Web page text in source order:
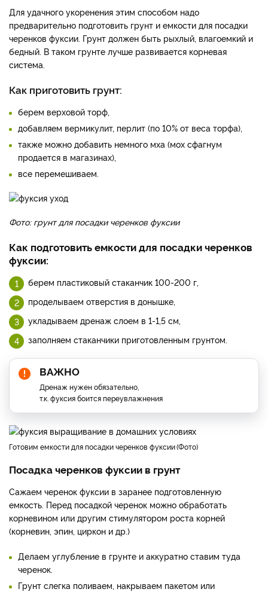
Для удачного укоренения этим способом надо
предварительно подготовить грунт и емкости для посадки
черенков фуксии. Грунт должен быть рыхлый, влагоемкий и
бедный. В таком грунте лучше развивается корневая
система.
Как приготовить грунт:
берем верховой торф,
добавляем вермикулит, перлит (по 10% от веса торфа),
также можно добавить немного мха (мох сфагнум
продается в магазинах),
все перемешиваем.
Фото: грунт для посадки черенков фуксии
Как подготовить емкости для посадки черенков
фуксии:
берем пластиковый стаканчик 100-200 г,
проделываем отверстия в донышке,
укладываем дренаж слоем в 1-1,5 см,
заполняем стаканчики приготовленным грунтом.
ВАЖНО
Дренаж нужен обязательно,
т.к. фуксия боится переувлажнения
готовим емкости для посадки черенков фуксии Фото
Посадка черенков фуксии в грунт
Сажаем черенок фуксии в заранее подготовленную
емкость. Перед посадкой черенок можно обработать
корневином или другим стимулятором роста корней
(корневин, эпин, циркон и др.)
Делаем углубление в грунте и аккуратно ставим туда
черенок.
Грунт слегка поливаем, накрываем пакетом или